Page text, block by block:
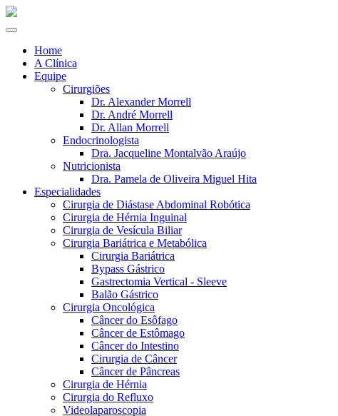
Home
A Clínica
Equipe
Cirurgiões
Dr. Alexander Morrell
Dr. André Morrell
Dr. Allan Morrell
Endocrinologista
Dra. Jacqueline Montalvão Araújo
Nutricionista
Dra. Pamela de Oliveira Miguel Hita
Especialidades
Cirurgia de Diástase Abdominal Robótica
Cirurgia de Hérnia Inguinal
Cirurgia de Vesícula Biliar
Cirurgia Bariátrica e Metabólica
Cirurgia Bariátrica
Bypass Gástrico
Gastrectomia Vertical - Sleeve
Balão Gástrico
Cirurgia Oncológica
Câncer do Esôfago
Câncer de Estômago
Câncer do Intestino
Cirurgia de Câncer
Câncer de Pâncreas
Cirurgia de Hérnia
Cirurgia do Refluxo
Videolaparoscopia